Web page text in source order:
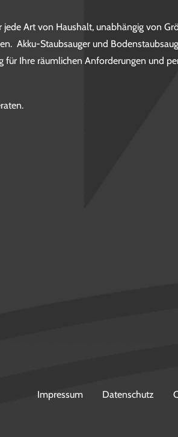
Art von Haushalt, unabhängig von
Akku-Staubsauger und
Ihre räumlichen Anforderungen und
Impressum Datenschutz